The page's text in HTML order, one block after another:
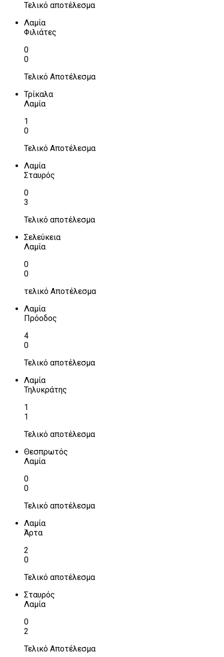
Τελικό αποτέλεσμα
Λαμία
Φιλιάτες
0
0
Τελικό Αποτέλεσμα
Τρίκαλα
Λαμία
1
0
Τελικό Αποτέλεσμα
Λαμία
Σταυρός
0
3
Τελικό αποτέλεσμα
Σελεύκεια
Λαμία
0
0
τελικό Αποτέλεσμα
Λαμία
Πρόοδος
4
0
Τελικό αποτέλεσμα
Λαμία
Τηλυκράτης
1
1
Τελικό αποτέλεσμα
Θεσπρωτός
Λαμία
0
0
Τελικό αποτέλεσμα
Λαμία
Άρτα
2
0
Τελικό αποτέλεσμα
Σταυρός
Λαμία
0
2
Τελικό Αποτέλεσμα